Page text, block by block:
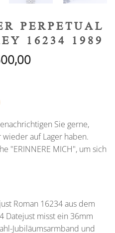
PERPETUAL
16234 1989
Sie gerne,
auf Lager haben.
"ERINNERE MICH", um sich
Roman 16234 aus dem
Datejust misst ein 36mm
Jubiläumsarmband und